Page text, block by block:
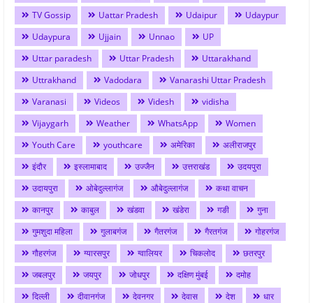
TV Gossip
Uattar Pradesh Udaipur
Udaypur
Udaypura
Ujjain Unnao
UP
Uttar paradesh
Uttar Pradesh
Uttarakhand
Uttrakhand
Vadodara
Vanarashi Uttar Pradesh
Varanasi
Videos Videsh
vidisha
Vijaygarh
Weather WhatsApp
Women
Youth Care
youthcare अमेरिका
अलीराजपुर
इंदौर
इस्लामाबाद उज्जैन उत्तराखंड
उदयपुरा
उदायपुरा
ओबेदुल्लागंज औबेदुल्लागंज
कथा वाचन
कानपुर
काबुल खंडवा खंडेरा गङी
गुना
गुमशुदा महिला
गुलाबगंज गैतरगंज गैरतगंज
गोहरगंज
गौहरगंज
ग्यारसपुर ग्वालियर चिकलोद
छतरपुर
जबलपुर
जयपुर जोधपुर दक्षिण मुंबई
दमोह
दिल्ली
दीवानगंज देवनगर देवास देश
धार